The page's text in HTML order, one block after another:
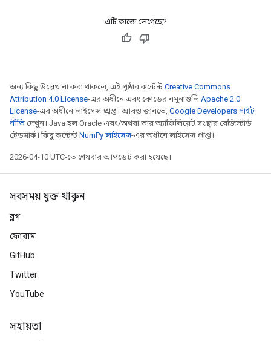
এটি কাজে লেগেছে?
অন্য কিছু উল্লেখ না করা থাকলে, এই পৃষ্ঠার কন্টেন্ট Creative Commons
Attribution 4.0 License-এর অধীনে এবং কোডের নমুনাগুলিApache 2.0
License-এর অধীনে লাইসেন্স প্রাপ্ত। আরও জানতে, Google Developers সাইট
নীতি দেখুন। Java হল Oracle এবং/অথবা তার অ্যাফিলিয়েট সংস্থার রেজিস্টার্ড
ট্রেডমার্ক। কিছু কন্টেন্ট NumPy লাইসেন্স-এর অধীনে লাইসেন্স প্রাপ্ত।
2026-04-10 UTC-তে শেষবার আপডেট করা হয়েছে।
সবসময় যুক্ত থাকুন
ব্লগ
ফোরাম
GitHub
Twitter
YouTube
সহায়তা